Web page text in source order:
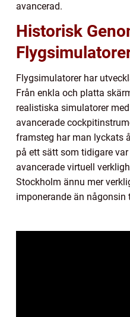
avancerad.
Historisk
Flygsimulatorer har
Från enkla och platta
realistiska simulatorer
avancerade
framsteg har man lyckats
på ett sätt som tidigare
avancerade virtuell
Stockholm ännu mer
imponerande än någonsin